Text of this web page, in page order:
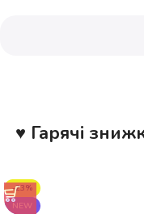
♥ Гарячі
-23%
NEW